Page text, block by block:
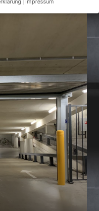
Impressum
Ihre Zustimmung zu
müssen Sie Ihre
bitten.
auf unserer
während andere uns
zu verbessern.
werden (z. B. IP-
und Inhalte oder
Informationen über die
unserer
verwendeten Cookies.
Kategorien geben oder
und so nur
Speichern
akzeptieren